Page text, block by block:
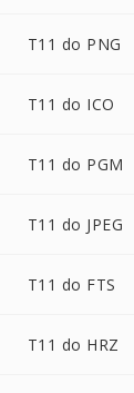
T11 do PNG
T11 do ICO
T11 do PGM
T11 do JPEG
T11 do FTS
T11 do HRZ